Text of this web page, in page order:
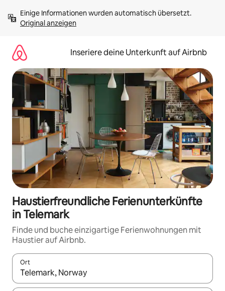
Inhalten
springenOriginal anzeigen
Inseriere deine Unterkunft auf Airbnb
Haustierfreundliche Ferienunterkünfte
in Telemark
Finde und buche einzigartige Ferienwohnungen mit
Haustier auf Airbnb.
Ort
Wenn Ergebnisse verfügbar sind, navigiere mit den